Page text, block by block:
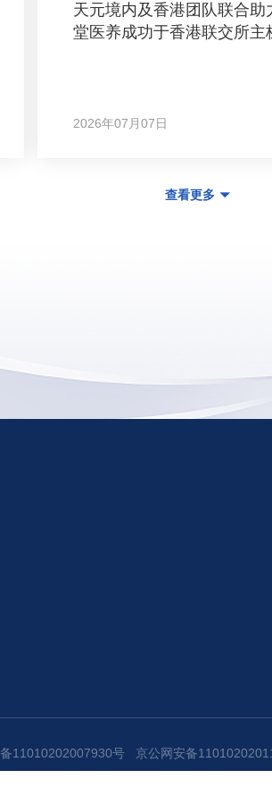
天元境内及香港团队联合助
堂医养成功于香港联交所主
2026年07月07日
查看更多
11010202007930号 京公网安备